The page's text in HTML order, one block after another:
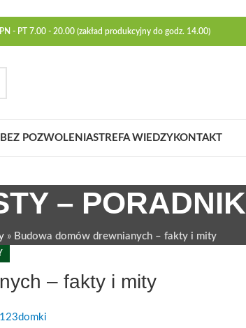
- PT 7.00 - 20.00 (zakład produkcyjny do godz. 14.00)
POZWOLENIASTREFA WIEDZY KONTAKT
– PORADNIK
» Budowa domów drewnianych – fakty i mity
– fakty i mity
123domki